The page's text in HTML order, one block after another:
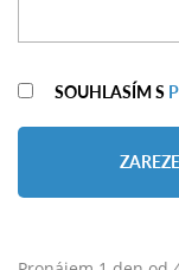
SOUHLASÍM S